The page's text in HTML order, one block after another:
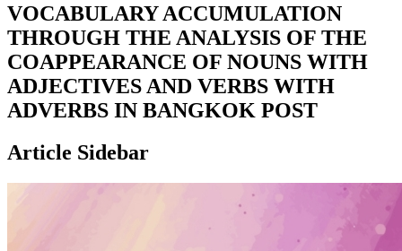
VOCABULARY ACCUMULATION
THROUGH THE ANALYSIS OF THE
COAPPEARANCE OF NOUNS WITH
ADJECTIVES AND VERBS WITH
ADVERBS IN BANGKOK POST
Article Sidebar